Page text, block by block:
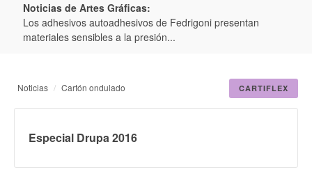
Noticias de Artes Gráficas:
Los adhesivos autoadhesivos de Fedrigoni presentan
materiales sensibles a la presión...
CARTIFLEX
Noticias Cartón ondulado
Especial Drupa 2016